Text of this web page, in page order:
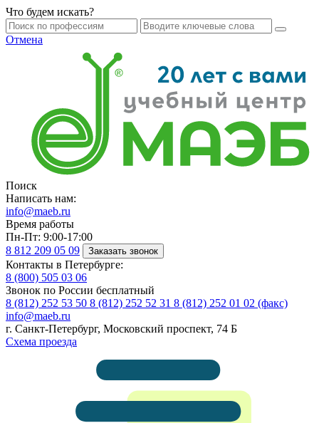
Что будем искать?
Отмена
Поиск
Написать нам:
info@maeb.ru
Время работы
Пн-Пт: 9:00-17:00
8 812 209 05 09 Заказать звонок
Контакты в Петербурге:
8 (800) 505 03 06
Звонок по России бесплатный
8 (812) 252 53 50 8 (812) 252 52 31 8 (812) 252 01 02 (факс)
info@maeb.ru
г. Санкт-Петербург, Московский проспект, 74 Б
Схема проезда